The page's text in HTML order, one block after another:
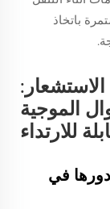
باتخاذ
الموجية
للارتداء
في